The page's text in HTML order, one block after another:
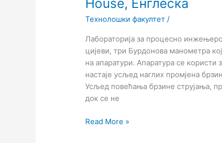
House, Енглеска
Технолошки факултет /
Лабораторија за процесно
цијеви, три Бурдонова манометра
на апаратури. Апаратура се користи
настаје усљед наглих промјена
Усљед повећања брзине струјања,
док се не
House,
Енглеска
Read More »